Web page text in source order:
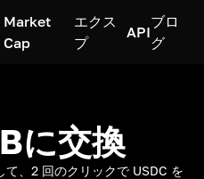
Market
Cap
エクス
プ
API
ブロ
グ
に交換
て、2 回のクリックで USDC を